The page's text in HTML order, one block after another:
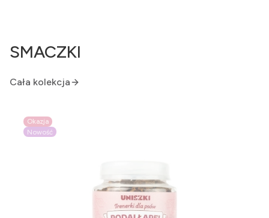
SMACZKI
Cała kolekcja
Okazja
Nowość